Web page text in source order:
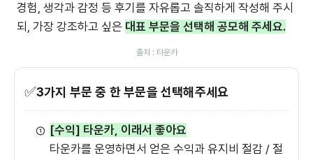
경험, 생각과 감정 등 후기를 자유롭고 솔직하게 작성해 주시
되, 가장 강조하고 싶은 대표 부문을 선택해 공모해 주세요.
‍출처 : 타운카
✅3가지 부문 중 한 부문을 선택해주세요
① [수익] 타운카, 이래서 좋아요
타운카를 운영하면서 얻은 수익과 유지비 절감 / 절